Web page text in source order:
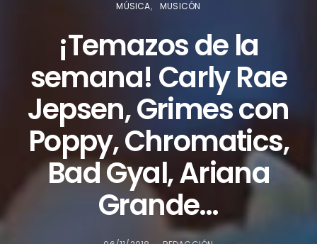
MÚSICA MUSICÓN
¡Temazos de la
semana! Carly Rae
Jepsen, Grimes con
Poppy, Chromatics,
Bad Gyal, Ariana
Grande…
¿Te gusta fantasticmag.es?
Pues, ahora que esta web está inactiva,
puede interesarte que la aventura
sinceramente.cc